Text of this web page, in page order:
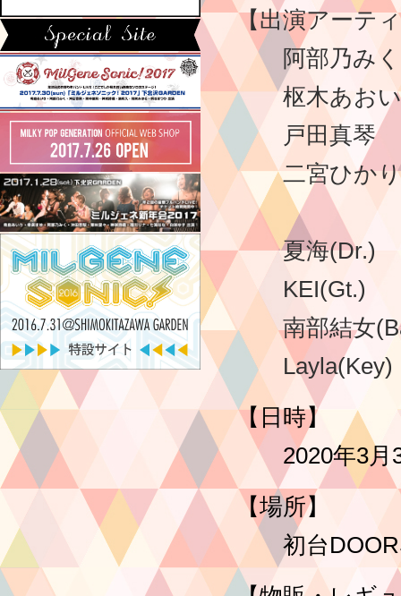
【出演アーテ
阿部乃みく
枢木あおい
戸田真琴
二宮ひかり
夏海(Dr.)
KEI(Gt.)
南部結女
Layla(Key)
【日時】
2020年3月
【場所】
初台